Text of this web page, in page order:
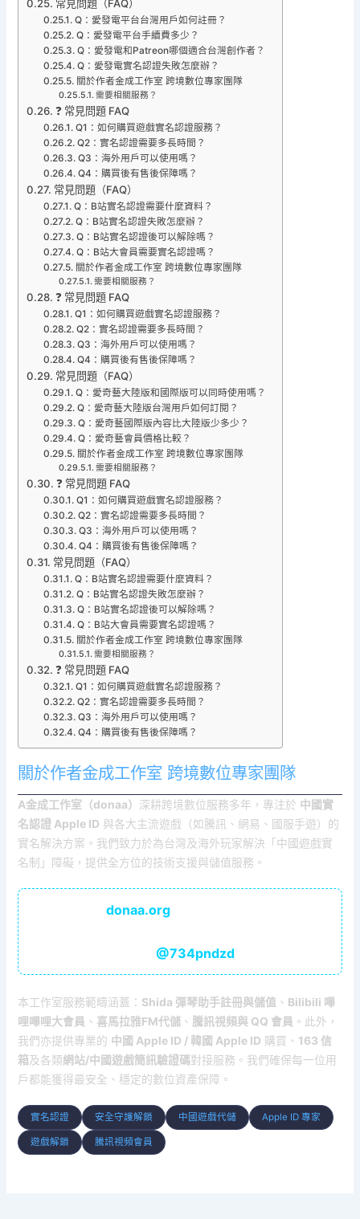
常見問題（FAQ）
Q：愛發電平台台灣用戶如何註冊？
Q：愛發電平台手續費多少？
Q：愛發電和Patreon哪個適合台灣創作者？
Q：愛發電實名認證失敗怎麼辦？
關於作者金成工作室 跨境數位專家團隊
需要相關服務？
❓ 常見問題 FAQ
Q1：如何購買遊戲實名認證服務？
Q2：實名認證需要多長時間？
Q3：海外用戶可以使用嗎？
Q4：購買後有售後保障嗎？
常見問題（FAQ）
Q：B站實名認證需要什麼資料？
Q：B站實名認證失敗怎麼辦？
Q：B站實名認證後可以解除嗎？
Q：B站大會員需要實名認證嗎？
關於作者金成工作室 跨境數位專家團隊
需要相關服務？
❓ 常見問題 FAQ
Q1：如何購買遊戲實名認證服務？
Q2：實名認證需要多長時間？
Q3：海外用戶可以使用嗎？
Q4：購買後有售後保障嗎？
常見問題（FAQ）
Q：愛奇藝大陸版和國際版可以同時使用嗎？
Q：愛奇藝大陸版台灣用戶如何訂閱？
Q：愛奇藝國際版內容比大陸版少多少？
Q：愛奇藝會員價格比較？
關於作者金成工作室 跨境數位專家團隊
需要相關服務？
❓ 常見問題 FAQ
Q1：如何購買遊戲實名認證服務？
Q2：實名認證需要多長時間？
Q3：海外用戶可以使用嗎？
Q4：購買後有售後保障嗎？
常見問題（FAQ）
Q：B站實名認證需要什麼資料？
Q：B站實名認證失敗怎麼辦？
Q：B站實名認證後可以解除嗎？
Q：B站大會員需要實名認證嗎？
關於作者金成工作室 跨境數位專家團隊
需要相關服務？
❓ 常見問題 FAQ
Q1：如何購買遊戲實名認證服務？
Q2：實名認證需要多長時間？
Q3：海外用戶可以使用嗎？
Q4：購買後有售後保障嗎？
關於作者金成工作室 跨境數位專家團隊
A金成工作室（donaa） 深耕跨境數位服務多年，專注於 中國實
名認證 Apple ID 與各大主流遊戲（如騰訊、網易、國服手遊）的
實名解決方案。我們致力於為台灣及海外玩家解決「中國遊戲實
名制」障礙，提供全方位的技術支援與儲值服務。
🛒 購買網址：donaa.org
💬 官網聯絡客服 Line：@734pndzd
本工作室服務範疇涵蓋： Shida 彈琴助手註冊與儲值 、 Bilibili 嗶
哩嗶哩大會員 、 喜馬拉雅FM代儲 、 騰訊視頻與 QQ 會員 。此外，
我們亦提供專業的 中國 Apple ID / 韓國 Apple ID 購買、 163 信
箱及各類網站/中國遊戲簡訊驗證碼對接服務。我們確保每一位用
戶都能獲得最安全、穩定的數位資產保障。
實名認證 安全守護解鎖 中國遊戲代儲 Apple ID 專家
遊戲解鎖 騰訊視頻會員